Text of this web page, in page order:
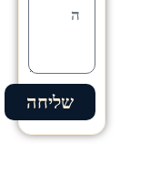
שליחה
Alternative: